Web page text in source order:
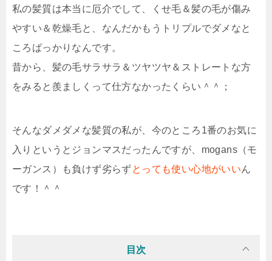
私の髪質は本当に厄介でして、くせ毛＆髪の毛が傷み
やすい＆乾燥毛と、なんだかもうトリプルでダメなと
ころばっかりなんです。
昔から、髪の毛サラサラ＆ツヤツヤ＆ストレートな方
をみると羨ましくって仕方なかったくらい＾＾；
そんなダメダメな髪質の私が、今のところ1番のお気に
入りというとジョンマスだったんですが、mogans（モ
ーガンス）も負けず劣らずとっても使い心地がいいん
です！＾＾
目次